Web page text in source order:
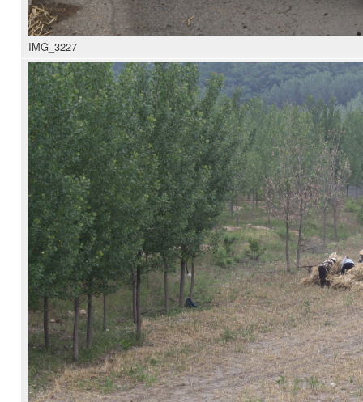
IMG_3227